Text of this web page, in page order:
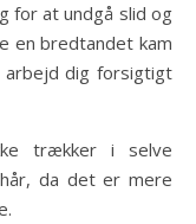
for at undgå slid og
en bredtandet kam
arbejd dig forsigtigt
trækker i selve
da det er mere